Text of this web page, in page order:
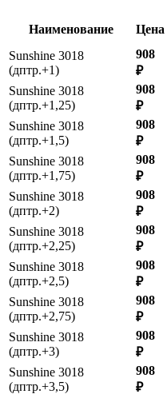
Наименование Цена
Sunshine 3018
(дптр.+1)
908
₽
Sunshine 3018
(дптр.+1,25)
908
₽
Sunshine 3018
(дптр.+1,5)
908
₽
Sunshine 3018
(дптр.+1,75)
908
₽
Sunshine 3018
(дптр.+2)
908
₽
Sunshine 3018
(дптр.+2,25)
908
₽
Sunshine 3018
(дптр.+2,5)
908
₽
Sunshine 3018
(дптр.+2,75)
908
₽
Sunshine 3018
(дптр.+3)
908
₽
Sunshine 3018
(дптр.+3,5)
908
₽